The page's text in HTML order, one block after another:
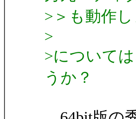
>＞も動作し
>
>について
うか？